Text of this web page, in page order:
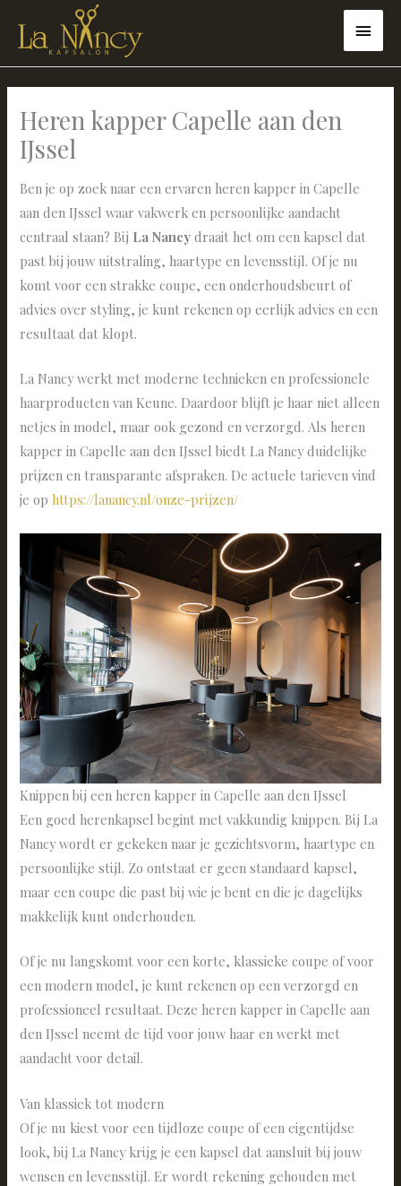
inhoud
Heren kapper Capelle aan den
IJssel
Ben je op zoek naar een ervaren heren kapper in Capelle
aan den IJssel waar vakwerk en persoonlijke aandacht
centraal staan? Bij La Nancy draait het om een kapsel dat
past bij jouw uitstraling, haartype en levensstijl. Of je nu
komt voor een strakke coupe, een onderhoudsbeurt of
advies over styling, je kunt rekenen op eerlijk advies en een
resultaat dat klopt.
La Nancy werkt met moderne technieken en professionele
haarproducten van Keune. Daardoor blijft je haar niet alleen
netjes in model, maar ook gezond en verzorgd. Als heren
kapper in Capelle aan den IJssel biedt La Nancy duidelijke
prijzen en transparante afspraken. De actuele tarieven vind
je ophttps://lanancy.nl/onze-prijzen/
Knippen bij een heren kapper in Capelle aan den IJssel
Een goed herenkapsel begint met vakkundig knippen. Bij La
Nancy wordt er gekeken naar je gezichtsvorm, haartype en
persoonlijke stijl. Zo ontstaat er geen standaard kapsel,
maar een coupe die past bij wie je bent en die je dagelijks
makkelijk kunt onderhouden.
Of je nu langskomt voor een korte, klassieke coupe of voor
een modern model, je kunt rekenen op een verzorgd en
professioneel resultaat. Deze heren kapper in Capelle aan
den IJssel neemt de tijd voor jouw haar en werkt met
aandacht voor detail.
Van klassiek tot modern
Of je nu kiest voor een tijdloze coupe of een eigentijdse
look, bij La Nancy krijg je een kapsel dat aansluit bij jouw
wensen en levensstijl. Er wordt rekening gehouden met